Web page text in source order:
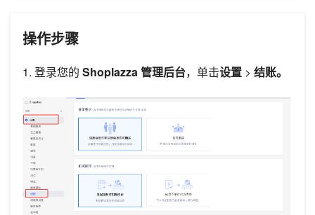
操作步骤
1. 登录您的 Shoplazza 管理后台，单击设置 > 结账。